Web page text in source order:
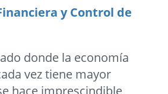
y Control de
donde la economía
vez tiene mayor
hace imprescindible